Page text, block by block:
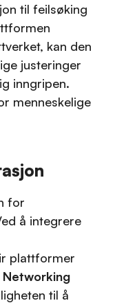
til feilsøking
kan den
justeringer
inngripen.
menneskelige
for
å integrere
plattformer
Networking
til å